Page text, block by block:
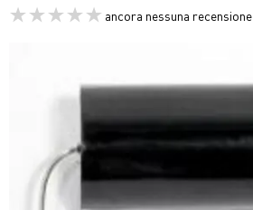
ancora nessuna recensione